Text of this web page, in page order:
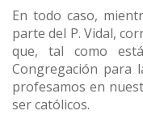
En todo caso,
parte del P. Vidal,
que, tal como
Congregación para
profesamos en
ser católicos.